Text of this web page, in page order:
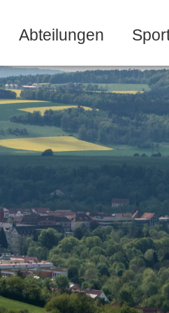
Abteilungen